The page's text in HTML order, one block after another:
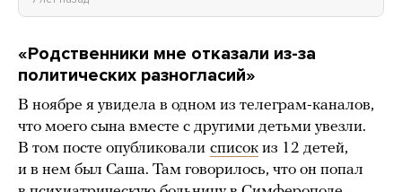
«Родственники мне отказали из-за
политических разногласий»
В ноябре я увидела в одном из телеграм-каналов,
что моего сына вместе с другими детьми увезли.
В том посте опубликовали список из 12 детей,
и в нем был Саша. Там говорилось, что он попал